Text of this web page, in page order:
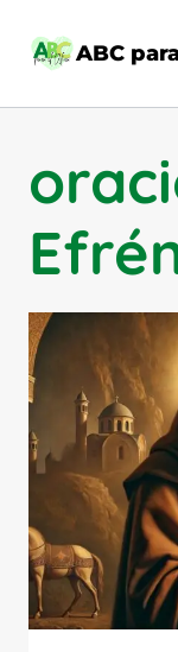
ABC